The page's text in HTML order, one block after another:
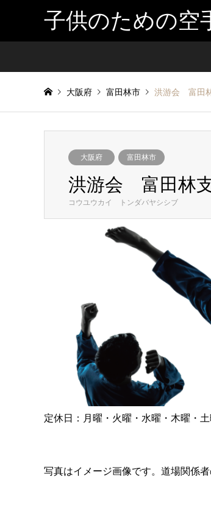
子供のための空
大阪府 富田林市 洪游会 富田
大阪府 富田林市
洪游会 富田林
コウユウカイ トンダバヤシシブ
定休日：月曜・火曜・水曜・木曜・土
写真はイメージ画像です。道場関係